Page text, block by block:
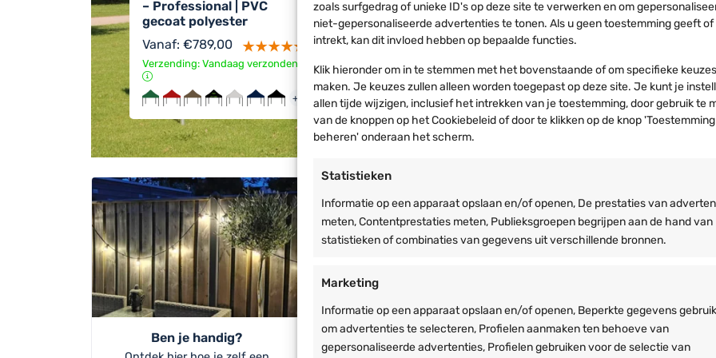
zoals surfgedrag of unieke ID's op deze site te verwerken en om
niet-gepersonaliseerde advertenties te tonen. Als u geen toestemming geeft of
intrekt, kan dit invloed hebben op bepaalde functies.
Klik hieronder om in te stemmen met het bovenstaande of om specifieke
maken. Je keuzes zullen alleen worden toegepast op deze site. Je kunt je
allen tijde wijzigen, inclusief het intrekken van je toestemming, door gebruik te
van de knoppen op het Cookiebeleid of door te klikken op de knop 'Toestemming
beheren' onderaan het scherm.
Statistieken
Informatie op een apparaat opslaan en/of openen, De prestaties van
meten, Contentprestaties meten, Publieksgroepen begrijpen aan de hand van
statistieken of combinaties van gegevens uit verschillende bronnen.
Marketing
Informatie op een apparaat opslaan en/of openen, Beperkte gegevens
om advertenties te selecteren, Profielen aanmaken ten behoeve van
gepersonaliseerde advertenties, Profielen gebruiken voor de selectie van
– Professional | PVC
gecoat polyester
Vanaf: €789,00
Verzending: Vandaag verzonden
+1
Filament – Dimbaar | 2
watt
€2,49 Oorspronkelijke
prijs
was:
€2,49.
€1,99De
huidige
prijs
is:
€1,99.
Verzending: binnen 1-3
werkdagen
meter band
€47,50 Vanaf:
€37,50
Verzending: binnen 1-3
werkdagen
Ben je handig? Stretchtent projecten Verschil tussen